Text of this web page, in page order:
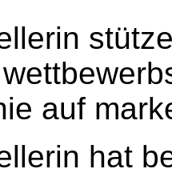
auf
hat